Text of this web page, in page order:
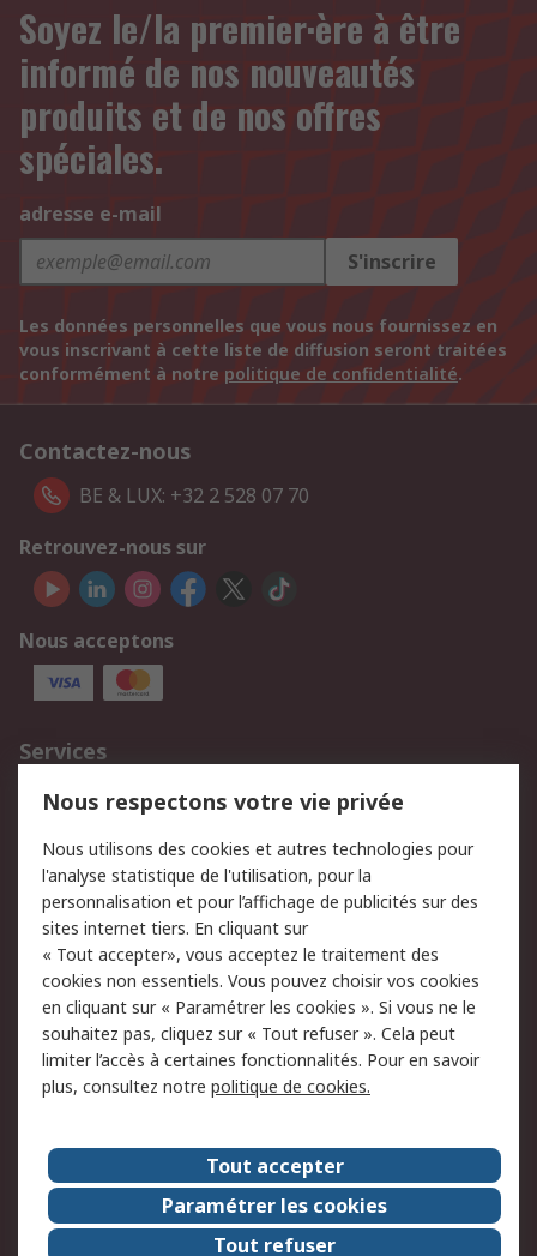
Soyez le/la premier·ère à être
informé de nos nouveautés
produits et de nos offres
spéciales.
adresse e-mail
S'inscrire
Les données personnelles que vous nous fournissez en
vous inscrivant à cette liste de diffusion seront traitées
conformément à notre politique de confidentialité.
Contactez-nous
BE & LUX: +32 2 528 07 70
Retrouvez-nous sur
Nous acceptons
Services
750.000 produits
2.500 marques
Retours
Support technique
Track & trace
Legal
Politique de cookies
Sécurité des e-mails
Politique de protection
des données - Mise à
jour
Conditions générales
de vente
A propos de RS
Le groupe RS Group
A propos de RS
RS dans le monde
Travaillez chez RS
Nous respectons votre vie privée
Nous utilisons des cookies et autres technologies pour
l'analyse statistique de l'utilisation, pour la
personnalisation et pour l’affichage de publicités sur des
sites internet tiers. En cliquant sur
« Tout accepter», vous acceptez le traitement des
cookies non essentiels. Vous pouvez choisir vos cookies
en cliquant sur « Paramétrer les cookies ». Si vous ne le
souhaitez pas, cliquez sur « Tout refuser ». Cela peut
limiter l’accès à certaines fonctionnalités. Pour en savoir
plus, consultez notre politique de cookies.
Tout accepter
Paramétrer les cookies
Tout refuser